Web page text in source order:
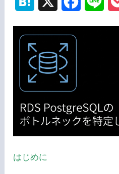
e
n
o
k
はじめに